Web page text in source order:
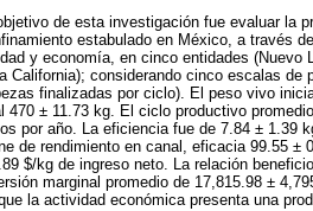
de esta investigación fue evaluar la
estabulado en México, a través
y economía, en cinco entidades (Nuevo
California); considerando cinco escalas de
finalizadas por ciclo). El peso vivo
470 ± 11.73 kg. El ciclo productivo
por año. La eficiencia fue de 7.84 ± 1.39
de rendimiento en canal, eficacia 99.55 ±
$/kg de ingreso neto. La relación
marginal promedio de 17,815.98 ±
la actividad económica presenta una